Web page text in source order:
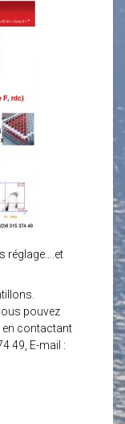
réglage….et
pouvez
contactant
49, E-mail :